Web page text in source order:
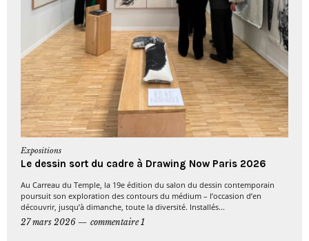
Expositions
Le dessin sort du cadre à Drawing Now Paris 2026
Au Carreau du Temple, la 19e édition du salon du dessin contemporain
poursuit son exploration des contours du médium – l’occasion d’en
découvrir, jusqu’à dimanche, toute la diversité. Installés...
27 mars 2026
commentaire 1